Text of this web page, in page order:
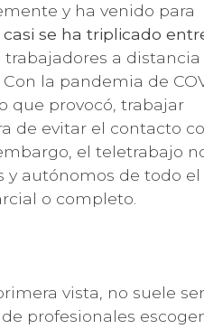
y ha venido para
se ha triplicado
trabajadores a distancia
la pandemia de
que provocó, trabajar
de evitar el contacto
el teletrabajo
y autónomos de todo el
o completo.
vista, no suele ser
profesionales